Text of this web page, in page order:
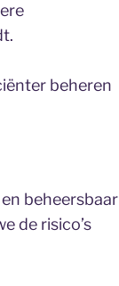
beheren
beheersbaar
de risico’s